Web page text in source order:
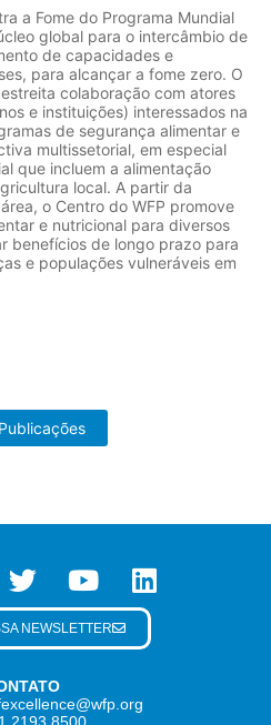
a Fome do Programa Mundial
global para o intercâmbio de
de capacidades e
para alcançar a fome zero. O
colaboração com atores
e instituições) interessados na
de segurança alimentar e
multissetorial, em especial
que incluem a alimentação
local. A partir da
o Centro do WFP promove
e nutricional para diversos
benefícios de longo prazo para
e populações vulneráveis em
NEWSLETTER